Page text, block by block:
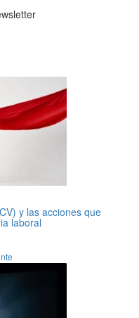
y las acciones que
laboral